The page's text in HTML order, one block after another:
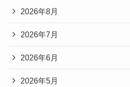
2026年8月
2026年7月
2026年6月
2026年5月